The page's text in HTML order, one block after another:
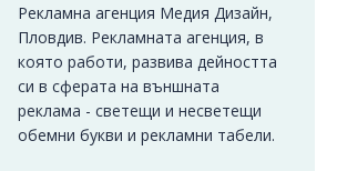
Рекламна агенция Медия Дизайн,
Пловдив. Рекламната агенция, в
която работи, развива дейността
си в сферата на външната
реклама - светещи и несветещи
обемни букви и рекламни табели.